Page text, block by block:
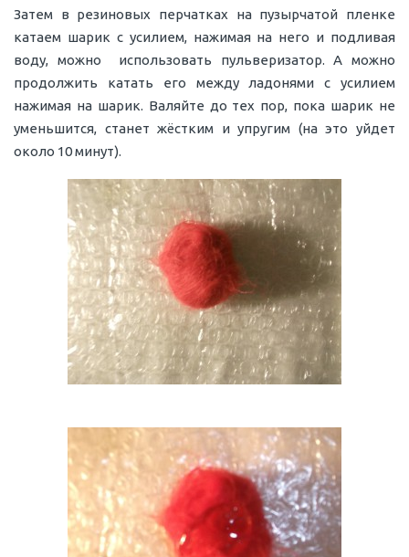
Затем в резиновых перчатках на пузырчатой пленке
катаем шарик с усилием, нажимая на него и подливая
воду, можно использовать пульверизатор. А можно
продолжить катать его между ладонями с усилием
нажимая на шарик. Валяйте до тех пор, пока шарик не
уменьшится, станет жёстким и упругим (на это уйдет
около 10 минут).